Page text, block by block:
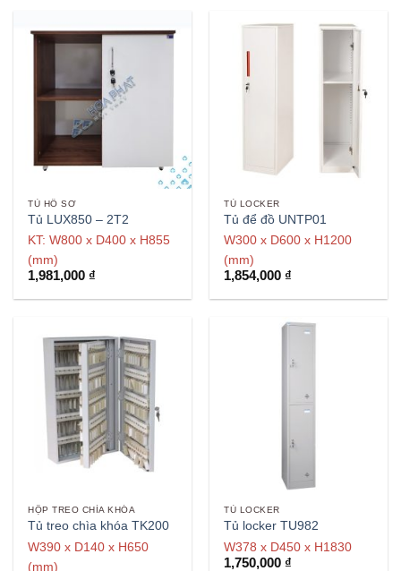
TỦ HỒ SƠ
Tủ LUX850 – 2T2
KT: W800 x D400 x H855
(mm)
1,981,000 ₫
TỦ LOCKER
Tủ để đồ UNTP01
W300 x D600 x H1200
(mm)
1,854,000 ₫
HỘP TREO CHÌA KHÓA
Tủ treo chìa khóa TK200
W390 x D140 x H650
(mm)
TỦ LOCKER
Tủ locker TU982
W378 x D450 x H1830
1,750,000 ₫